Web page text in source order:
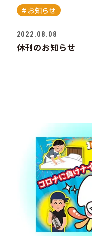
# お知らせ
2022.08.08
休刊のお知らせ